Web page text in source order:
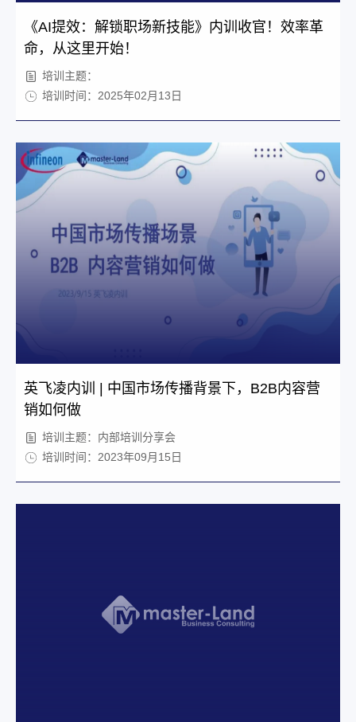
《AI提效：解锁职场新技能》内训收官！效率革
命，从这里开始！
培训主题：
培训时间：2025年02月13日
英飞凌内训 | 中国市场传播背景下，B2B内容营
销如何做
培训主题：内部培训分享会
培训时间：2023年09月15日